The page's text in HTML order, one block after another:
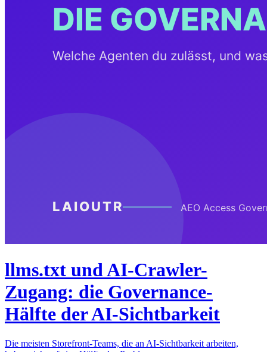
llms.txt und AI-Crawler-
Zugang: die Governance-
Hälfte der AI-Sichtbarkeit
Die meisten Storefront-Teams, die an AI-Sichtbarkeit arbeiten,